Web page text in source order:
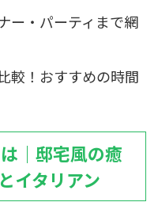
ー・パーティまで網
較！おすすめの時間
｜邸宅風の癒
イタリアン